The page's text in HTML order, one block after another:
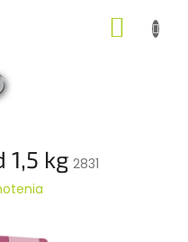
1,5 kg 2831